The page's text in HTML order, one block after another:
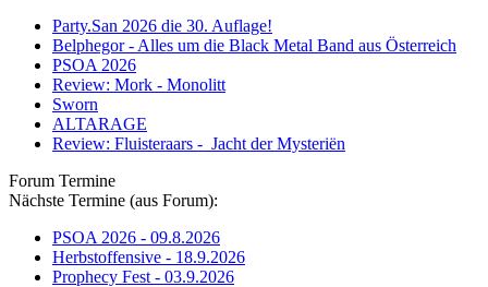
Party.San 2026 die 30. Auflage!
Belphegor - Alles um die Black Metal Band aus Österreich
PSOA 2026
Review: Mork - Monolitt
Sworn
ALTARAGE
Review: Fluisteraars - Jacht der Mysteriën
Forum Termine
Nächste Termine (aus Forum):
PSOA 2026 - 09.8.2026
Herbstoffensive - 18.9.2026
Prophecy Fest - 03.9.2026